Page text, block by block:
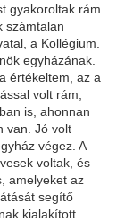
gyakoroltak rám
számtalan
a Kollégium.
egyházának.
értékeltem, az a
volt rám,
is, ahonnan
van. Jó volt
végez. A
voltak, és
amelyeket az
segítő
kialakított